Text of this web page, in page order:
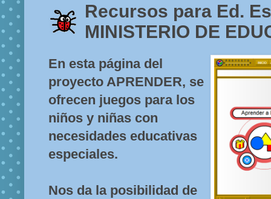
Recursos para Ed.
MINISTERIO DE
En esta página del
proyecto APRENDER, se
ofrecen juegos para los
niños y niñas con
necesidades educativas
especiales.
Nos da la posibilidad de